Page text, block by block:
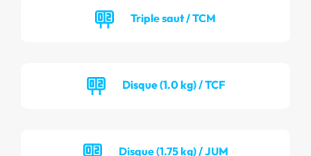
Triple saut / TCM
Disque (1.0 kg) / TCF
Disque (1.75 kg) / JUM